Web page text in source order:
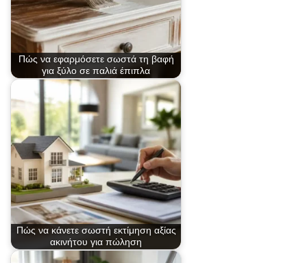
Πώς να εφαρμόσετε σωστά τη βαφή
για ξύλο σε παλιά έπιπλα
Πώς να κάνετε σωστή εκτίμηση αξίας
ακινήτου για πώληση